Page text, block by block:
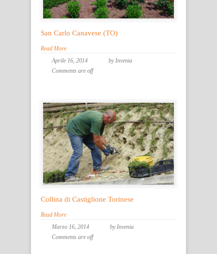
San Carlo Canavese (TO)
Read More
Aprile 16, 2014
by Invenia
Comments are off
Collina di Castiglione Torinese
Read More
Marzo 16, 2014
by Invenia
Comments are off